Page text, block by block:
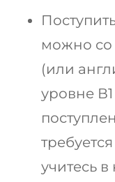
можно со
(или
уровне
учитесь